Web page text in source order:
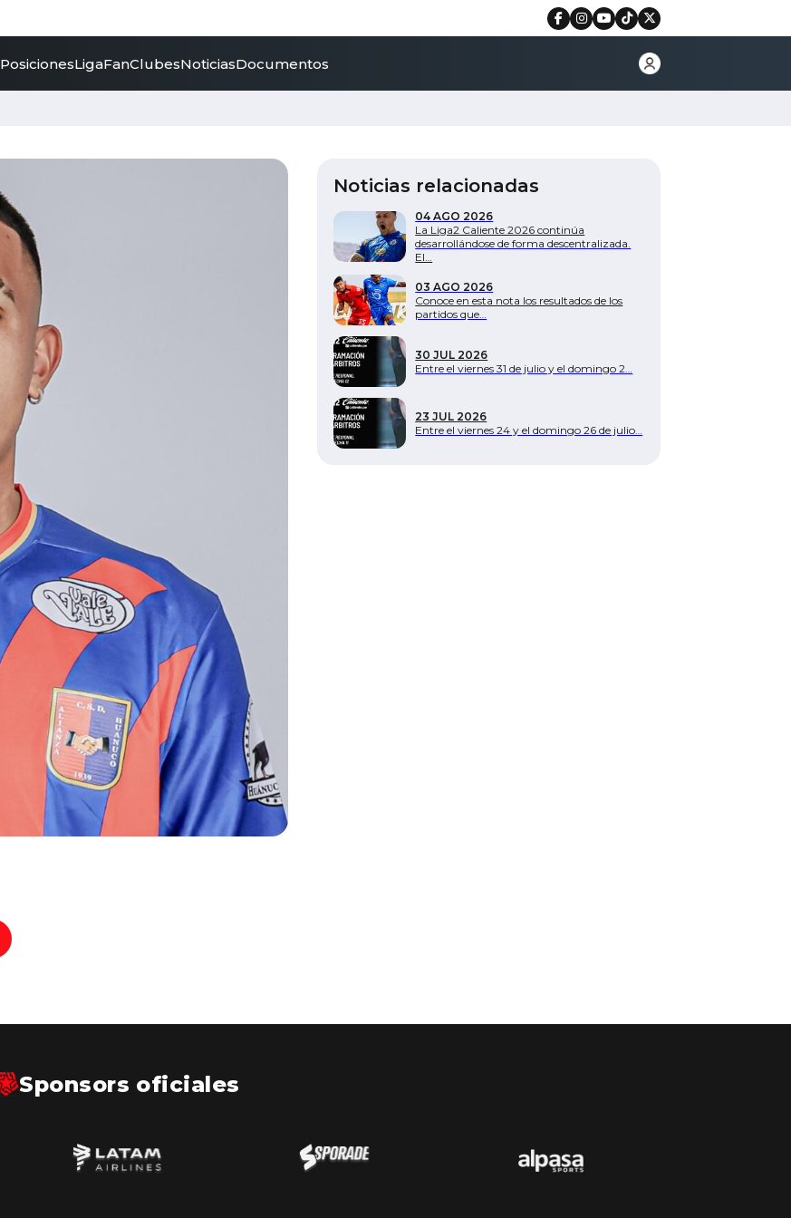
PosicionesLigaFanClubesNoticiasDocumentos
Noticias relacionadas
04 AGO 2026
La Liga2 Caliente 2026 continúa
desarrollándose de forma descentralizada.
El…
03 AGO 2026
Conoce en esta nota los resultados de los
partidos que…
30 JUL 2026
Entre el viernes 31 de julio y el domingo 2…
23 JUL 2026
Entre el viernes 24 y el domingo 26 de julio…
Sponsors oficiales